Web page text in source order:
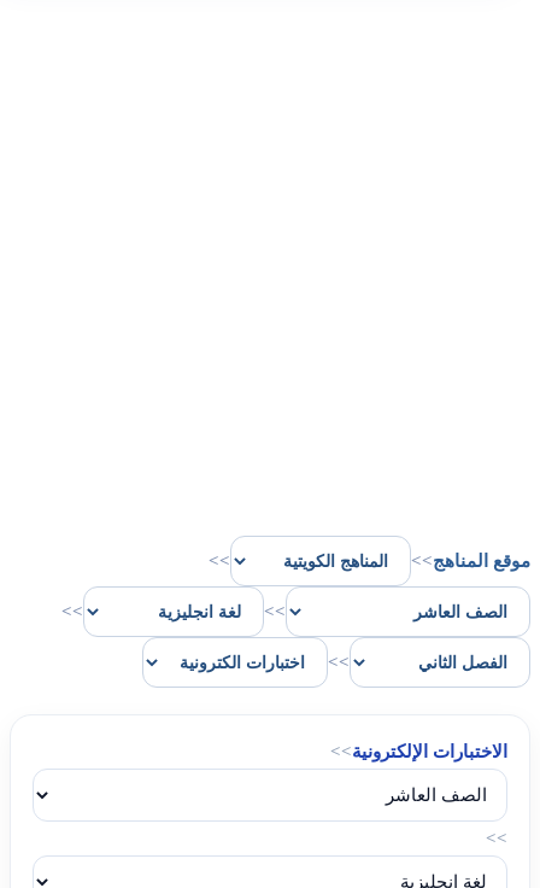
موقع المناهج>>
>>
>>
>>
>>
الاختبارات الإلكترونية>>
>>